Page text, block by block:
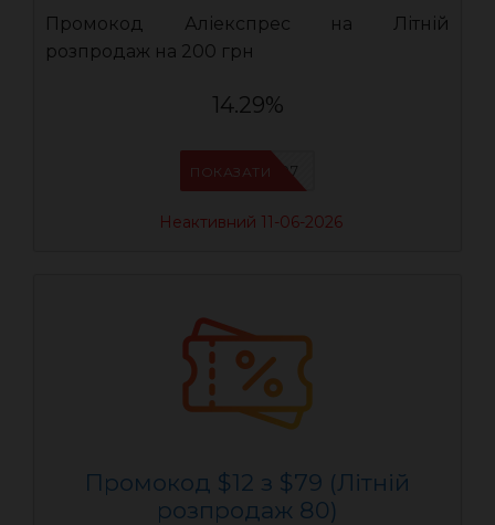
Промокод Аліекспрес на Літній
розпродаж на 200 грн
14.29%
LR07
ПОКАЗАТИ
Неактивний 11-06-2026
Промокод $12 з $79 (Літній
розпродаж 80)